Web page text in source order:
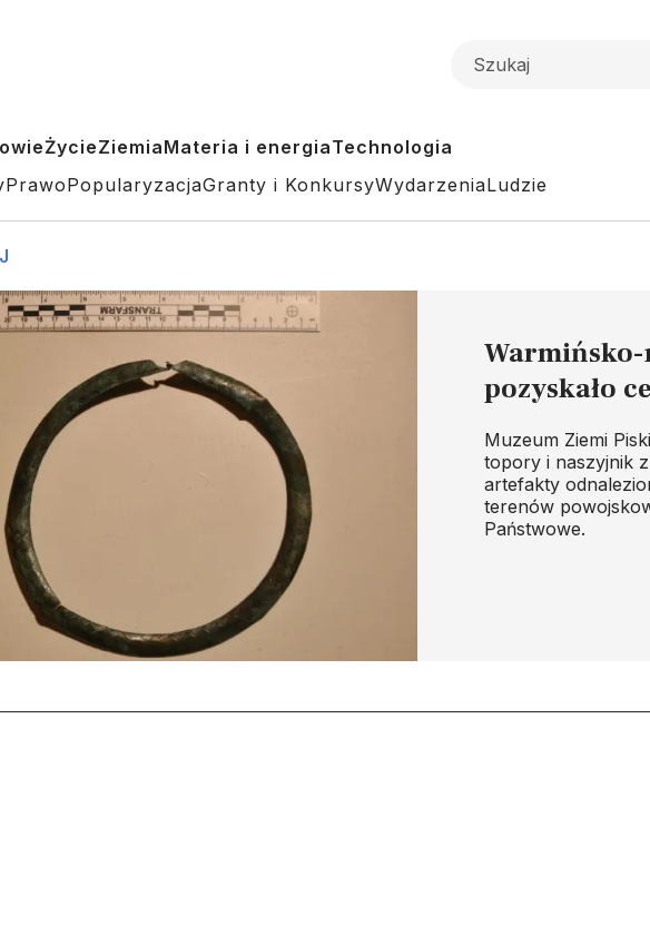
ŻycieZiemiaMateria i energiaTechnologia
PrawoPopularyzacjaGranty i KonkursyWydarzeniaLudzie
Warmińsko-
pozyskało
Muzeum Ziemi
topory i naszyjnik
artefakty
terenów
Państwowe.